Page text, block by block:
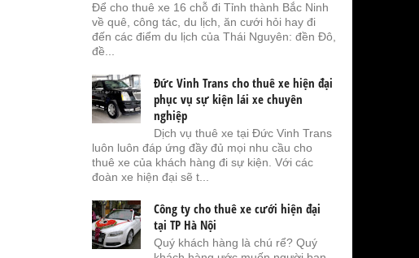
Để cho thuê xe 16 chỗ đi Tỉnh thành Bắc Ninh
về quê, công tác, du lịch, ăn cưới hỏi hay đi
đến các điểm du lịch của Thái Nguyên: đền Đô,
đề...
Đức Vinh Trans cho thuê xe hiện đại
phục vụ sự kiện lái xe chuyên
nghiệp
Dịch vụ thuê xe tại Đức Vinh Trans
luôn luôn đáp ứng đầy đủ mọi nhu cầu cho
thuê xe của khách hàng đi sự kiện. Với các
đoàn xe hiện đại sẽ t...
Công ty cho thuê xe cưới hiện đại
tại TP Hà Nội
Quý khách hàng là chú rể? Quý